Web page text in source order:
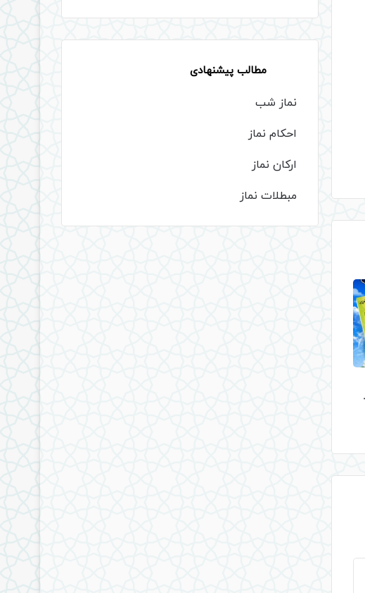
مطالب پیشنهادی
نماز شب
احکام نماز
ارکان نماز
مبطلات نماز